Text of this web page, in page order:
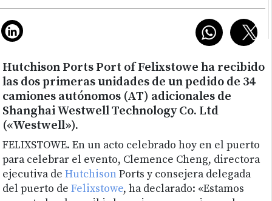
Hutchison Ports Port of Felixstowe ha recibido
las dos primeras unidades de un pedido de 34
camiones autónomos (AT) adicionales de
Shanghai Westwell Technology Co. Ltd
(«Westwell»).
FELIXSTOWE. En un acto celebrado hoy en el puerto
para celebrar el evento, Clemence Cheng, directora
ejecutiva deHutchisonPorts y consejera delegada
del puerto deFelixstowe, ha declarado: «Estamos